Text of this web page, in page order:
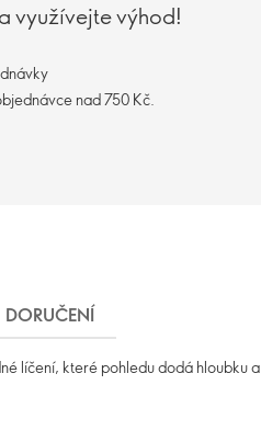
využívejte výhod!
nad 750 Kč.
DORUČENÍ
líčení, které pohledu dodá hloubku a